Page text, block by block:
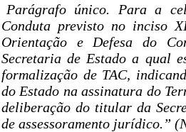
Parágrafo único. Para a
Conduta previsto no inciso
Orientação e Defesa do
Secretaria de Estado a qual
formalização de TAC,
do Estado na assinatura do
deliberação do titular da
de assessoramento jurídico.”